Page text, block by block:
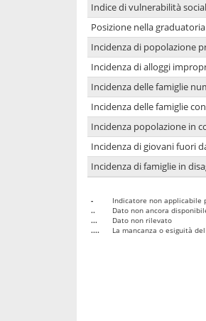
Indice di vulnerabilità
Posizione nella
Incidenza di popolazione
Incidenza di alloggi
Incidenza delle famiglie
Incidenza delle famiglie
Incidenza popolazione in
Incidenza di giovani fuori
Incidenza di famiglie in
-
Indicatore non applicabile
..
Dato non ancora
...
Dato non rilevato
....
La mancanza o esiguità